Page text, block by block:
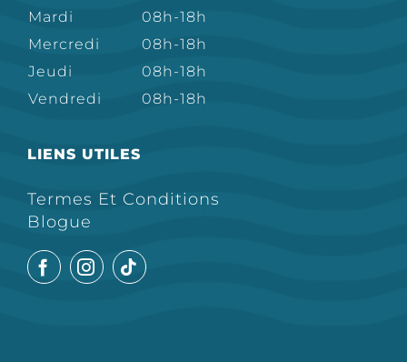
Mardi
08h-18h
Mercredi
08h-18h
Jeudi
08h-18h
Vendredi
08h-18h
LIENS UTILES
Termes Et Conditions
Blogue